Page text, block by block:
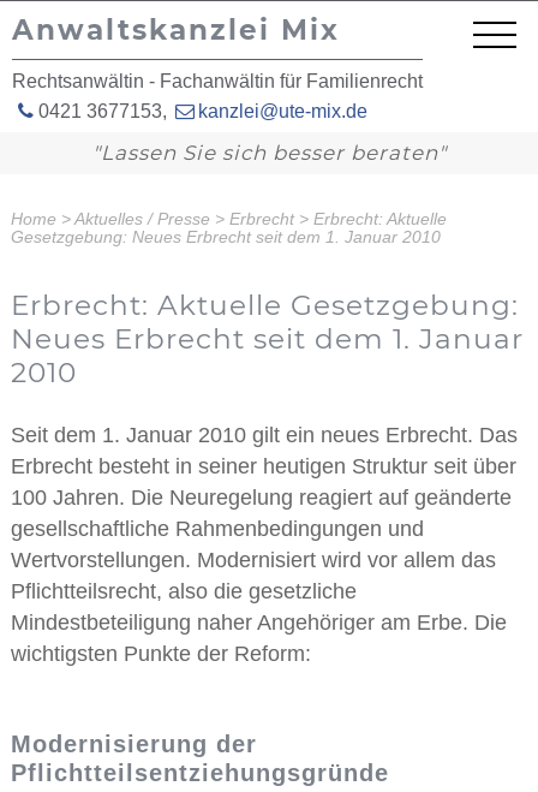
Anwaltskanzlei Mix
Rechtsanwältin - Fachanwältin für Familienrecht
0421 3677153, kanzlei@ute-mix.de
"Lassen Sie sich besser beraten"
Home >Aktuelles / Presse > Erbrecht> Erbrecht: Aktuelle
Gesetzgebung: Neues Erbrecht seit dem 1. Januar 2010
Erbrecht: Aktuelle Gesetzgebung:
Neues Erbrecht seit dem 1. Januar
2010
Seit dem 1. Januar 2010 gilt ein neues Erbrecht. Das
Erbrecht besteht in seiner heutigen Struktur seit über
100 Jahren. Die Neuregelung reagiert auf geänderte
gesellschaftliche Rahmenbedingungen und
Wertvorstellungen. Modernisiert wird vor allem das
Pflichtteilsrecht, also die gesetzliche
Mindestbeteiligung naher Angehöriger am Erbe. Die
wichtigsten Punkte der Reform:
Modernisierung der
Pflichtteilsentziehungsgründe